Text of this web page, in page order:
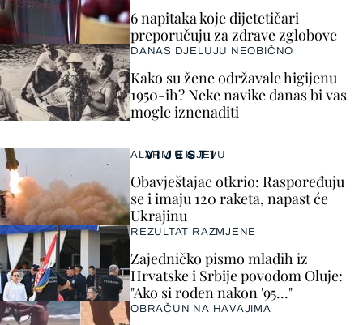
VIJESTI
ALARM U KIJEVU
Obavještajac otkrio: Raspoređuju
se i imaju 120 raketa, napast će
Ukrajinu
REZULTAT RAZMJENE
Zajedničko pismo mladih iz
Hrvatske i Srbije povodom Oluje:
"Ako si rođen nakon '95..."
OBRAČUN NA HAVAJIMA
6 napitaka koje dijetetičari
preporučuju za zdrave zglobove
DANAS DJELUJU NEOBIČNO
Kako su žene održavale higijenu
1950-ih? Neke navike danas bi vas
mogle iznenaditi